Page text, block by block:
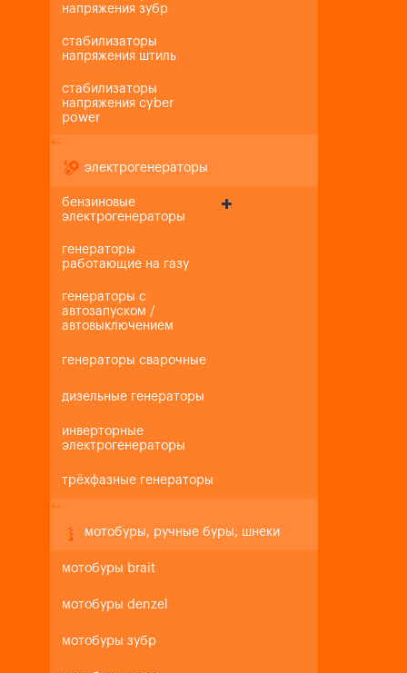
напряжения зубр
стабилизаторы
напряжения штиль
стабилизаторы
напряжения cyber
power
+-
электрогенераторы
бензиновые
электрогенераторы
генераторы
работающие на газу
генераторы с
автозапуском /
автовыключением
генераторы сварочные
дизельные генераторы
инверторные
электрогенераторы
трёхфазные генераторы
+-
мотобуры, ручные буры, шнеки
мотобуры brait
мотобуры denzel
мотобуры зубр